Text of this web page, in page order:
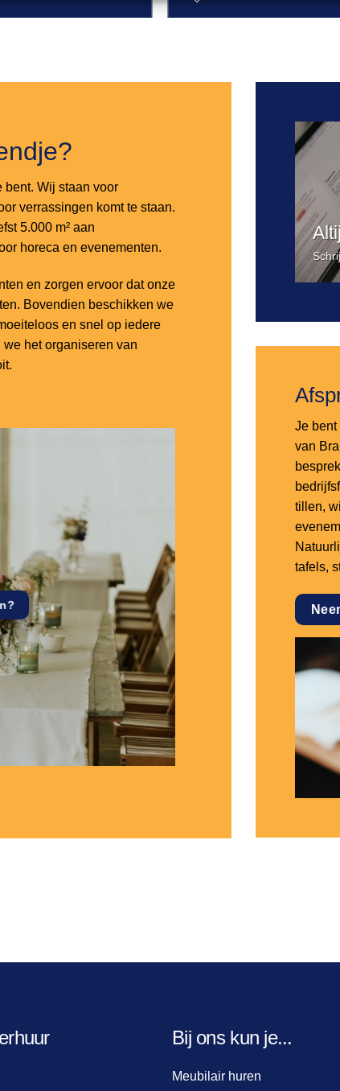
bent. Wij staan voor
verrassingen komt te staan.
5.000 m² aan
horeca en evenementen.
en zorgen ervoor dat onze
Bovendien beschikken we
en snel op iedere
het organiseren van
Je
van
tillen,
tafels,
Bij ons kun je...
Meubilair huren